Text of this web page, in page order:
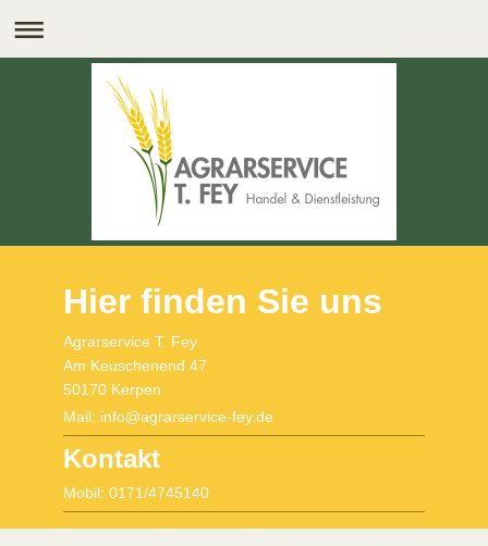
Hier finden Sie uns
Agrarservice T. Fey
Am Keuschenend 47
50170 Kerpen
Mail: info@agrarservice-fey.de
Kontakt
Mobil: 0171/4745140